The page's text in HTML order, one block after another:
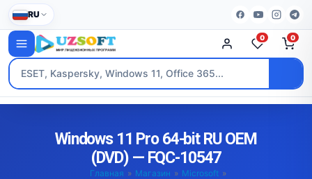
RU
0 0
Windows 11 Pro 64-bit RU OEM
(DVD) — FQC-10547
Главная » Магазин » Microsoft »